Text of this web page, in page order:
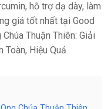
hỗ trợ dạ dày, làm
giá tốt nhất tại Good
Thuận Thiên: Giải
Toàn, Hiệu Quả